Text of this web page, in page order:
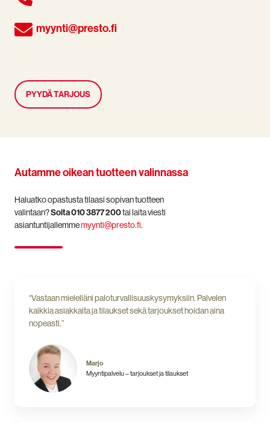
myynti@presto.fi
PYYDÄ TARJOUS
Autamme oikean tuotteen valinnassa
Haluatko opastusta tilaasi sopivan tuotteen
valintaan?Soita 010 3877 200tai laita viesti
asiantuntijallemmemyynti@presto.fi.
“Vastaan mielelläni paloturvallisuuskysymyksiin. Palvelen
kaikkia asiakkaita ja tilaukset sekä tarjoukset hoidan aina
nopeasti.”
Marjo
Myyntipalvelu – tarjoukset ja tilaukset